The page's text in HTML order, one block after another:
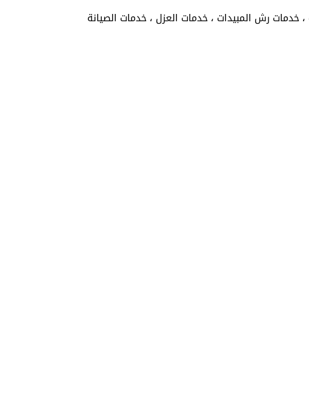
رش المبيدات ، خدمات العزل ، خدمات الصيانة